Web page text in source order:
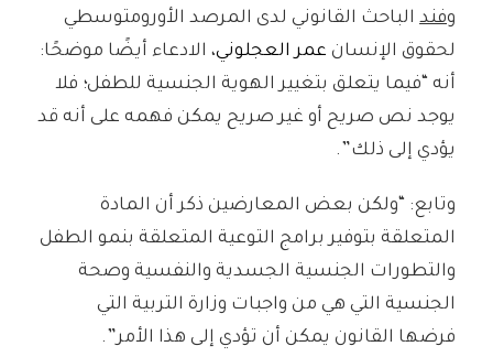
وفندالباحث القانوني لدى المرصد الأورومتوسطي
لحقوق الإنسان عمر العجلوني، الادعاء أيضًا موضحًا:
أنه “فيما يتعلق بتغيير الهوية الجنسية للطفل؛ فلا
يوجد نص صريح أو غير صريح يمكن فهمه على أنه قد
يؤدي إلى ذلك”.
وتابع: “ولكن بعض المعارضين ذكر أن المادة
المتعلقة بتوفير برامج التوعية المتعلقة بنمو الطفل
والتطورات الجنسية الجسدية والنفسية وصحة
الجنسية التي هي من واجبات وزارة التربية التي
فرضها القانون يمكن أن تؤدي إلى هذا الأمر”.